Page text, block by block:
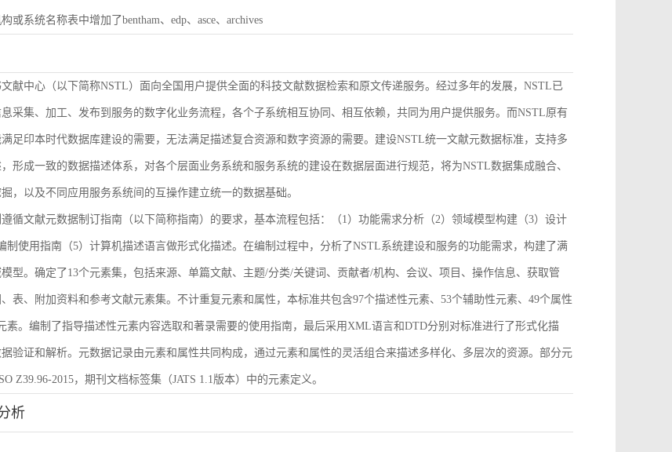
或系统名称表中增加了bentham、edp、asce、archives
文献中心（以下简称NSTL）面向全国用户提供全面的科技文献数据检索和原文传递服务。经过多年的发展，NSTL已
采集、加工、发布到服务的数字化业务流程，各个子系统相互协同、相互依赖，共同为用户提供服务。而NSTL原有
足印本时代数据库建设的需要，无法满足描述复合资源和数字资源的需要。建设NSTL统一文献元数据标准，支持多
形成一致的数据描述体系，对各个层面业务系统和服务系统的建设在数据层面进行规范，将为NSTL数据集成融合、
，以及不同应用服务系统间的互操作建立统一的数据基础。
循文献元数据制订指南（以下简称指南）的要求，基本流程包括：（1）功能需求分析（2）领域模型构建（3）设计
制使用指南（5）计算机描述语言做形式化描述。在编制过程中，分析了NSTL系统建设和服务的功能需求，构建了满
型。确定了13个元素集，包括来源、单篇文献、主题/分类/关键词、贡献者/机构、会议、项目、操作信息、获取管
表、附加资料和参考文献元素集。不计重复元素和属性，本标准共包含97个描述性元素、53个辅助性元素、49个属性
素。编制了指导描述性元素内容选取和著录需要的使用指南，最后采用XML语言和DTD分别对标准进行了形式化描
验证和解析。元数据记录由元素和属性共同构成，通过元素和属性的灵活组合来描述多样化、多层次的资源。部分元
Z39.96-2015，期刊文档标签集（JATS 1.1版本）中的元素定义。
析